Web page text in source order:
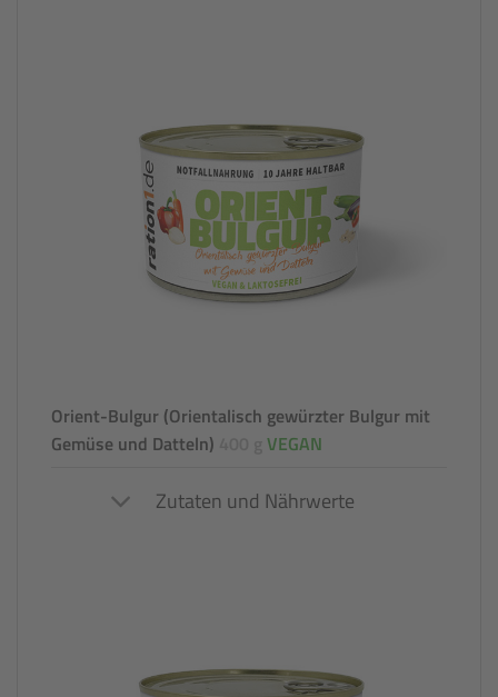
Orient-Bulgur (Orientalisch gewürzter Bulgur mit
Gemüse und Datteln)
VEGAN
Zutaten und Nährwerte